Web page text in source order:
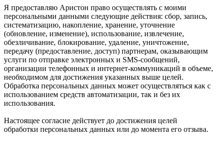
Я предоставляю Аристон право осуществлять с моими
персональными данными следующие действия: сбор, запись,
систематизацию, накопление, хранение, уточнение
(обновление, изменение), использование, извлечение,
обезличивание, блокирование, удаление, уничтожение,
передачу (предоставление, доступ) партнерам, оказывающим
услуги по отправке электронных и SMS‑сообщений,
организации телефонных и интернет‑коммуникаций в объеме,
необходимом для достижения указанных выше целей.
Обработка персональных данных может осуществляться как с
использованием средств автоматизации, так и без их
использования.
Настоящее согласие действует до достижения целей
обработки персональных данных или до момента его отзыва.